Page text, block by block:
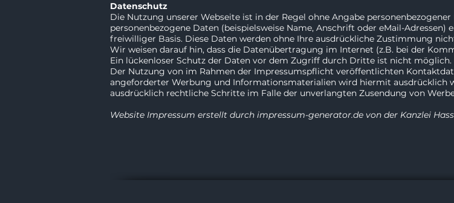
Datenschutz
Die Nutzung unserer Webseite ist in der Regel ohne Angabe
personenbezogene Daten (beispielsweise Name, Anschrift oder eMail-
freiwilliger Basis. Diese Daten werden ohne Ihre ausdrückliche Zustimmung
Wir weisen darauf hin, dass die Datenübertragung im Internet (z.B. bei der
Ein lückenloser Schutz der Daten vor dem Zugriff durch Dritte ist nicht möglich.
Der Nutzung von im Rahmen der Impressumspflicht veröffentlichten
angeforderter Werbung und Informationsmaterialien wird hiermit ausdrücklich
ausdrücklich rechtliche Schritte im Falle der unverlangten Zusendung von
Website Impressum erstellt durch impressum-generator.de von der Kanzlei